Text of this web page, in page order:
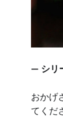
— シリ
おかげ
てくだ